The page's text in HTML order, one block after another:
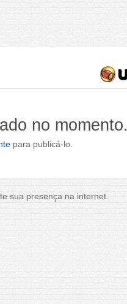
no momento.
para publicá-lo.
sua presença na internet.